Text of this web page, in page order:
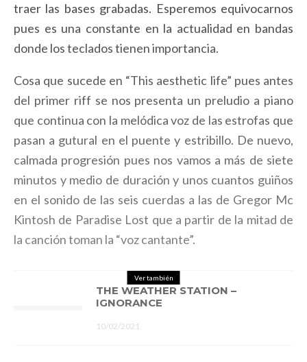
traer las bases grabadas. Esperemos equivocarnos
pues es una constante en la actualidad en bandas
donde los teclados tienen importancia.
Cosa que sucede en “This aesthetic life” pues antes
del primer riff se nos presenta un preludio a piano
que continua con la melódica voz de las estrofas que
pasan a gutural en el puente y estribillo. De nuevo,
calmada progresión pues nos vamos a más de siete
minutos y medio de duración y unos cuantos guiños
en el sonido de las seis cuerdas a las de Gregor Mc
Kintosh de Paradise Lost que a partir de la mitad de
la canción toman la “voz cantante”.
Ver también
THE WEATHER STATION –
IGNORANCE
10/02/2021